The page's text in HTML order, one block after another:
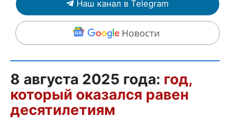
Наш канал в Telegram
8 августа 2025 года: год,
который оказался равен
десятилетиям